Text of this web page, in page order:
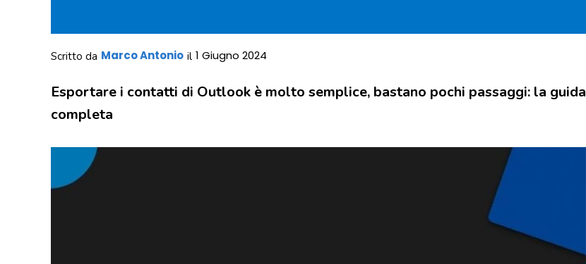
Scritto da Marco Antonio il 1 Giugno 2024
Esportare i contatti di Outlook è molto semplice, bastano pochi passaggi: la guida
completa